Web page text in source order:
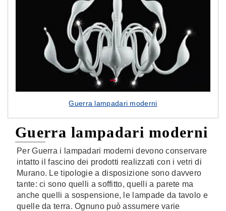
Guerra lampadari moderni
Guerra lampadari moderni
Per Guerra i lampadari moderni devono conservare
intatto il fascino dei prodotti realizzati con i vetri di
Murano. Le tipologie a disposizione sono davvero
tante: ci sono quelli a soffitto, quelli a parete ma
anche quelli a sospensione, le lampade da tavolo e
quelle da terra. Ognuno può assumere varie